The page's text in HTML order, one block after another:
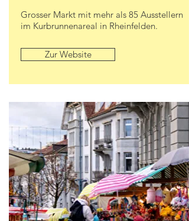
Grosser Markt mit mehr als 85 Ausstellern
im Kurbrunnenareal in Rheinfelden.
Zur Website